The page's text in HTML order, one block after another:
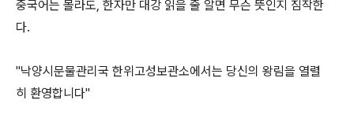
중국어는 몰라도, 한자만 대강 읽을 줄 알면 무슨 뜻인지 짐작한
다.
"낙양시문물관리국 한위고성보관소에서는 당신의 왕림을 열렬
히 환영합니다"